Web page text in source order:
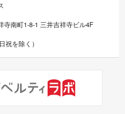
寺南町1-8-1 三井吉祥寺ビル4F
祝を除く）